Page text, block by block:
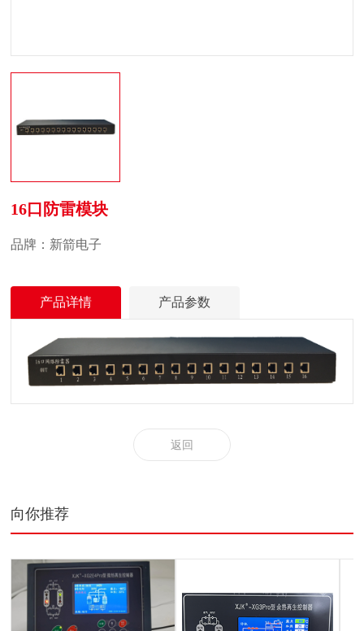
16口防雷模块
品牌：新箭电子
产品详情 产品参数
返回
向你推荐